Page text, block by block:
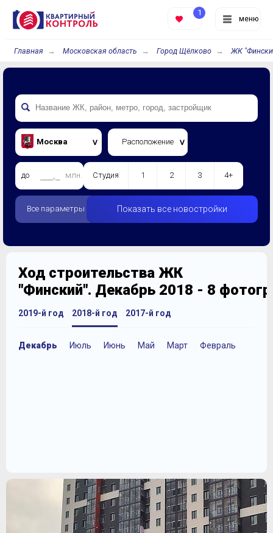
меню
1
Главная Московская область Город Щёлково ЖК
Москва Расположение
до млн. Студия 1 2 3 4+
Все параметры Показать все новостройки
Ход строительства ЖК
"Финский". Декабрь 2018 - 8
2019-й год 2018-й год
Декабрь Июль Июнь Май Март Февраль
2017-й год